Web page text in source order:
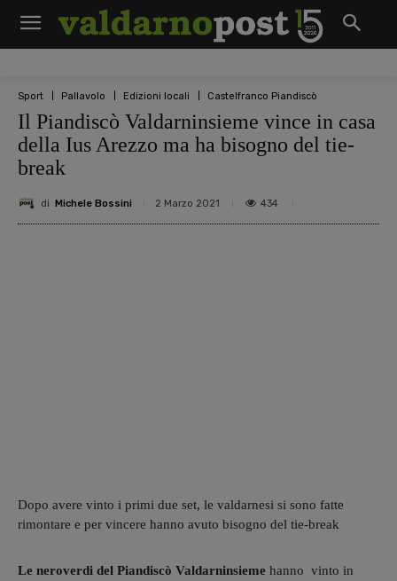
Sport Pallavolo Edizioni locali Castelfranco Piandiscò
Il Piandiscò Valdarninsieme vince in casa
della Ius Arezzo ma ha bisogno del tie-
break
di Michele Bossini 2 Marzo 2021 434
Dopo avere vinto i primi due set, le valdarnesi si sono fatte
rimontare e per vincere hanno avuto bisogno del tie-break
Le neroverdi del Piandiscò Valdarninsieme hanno vinto in